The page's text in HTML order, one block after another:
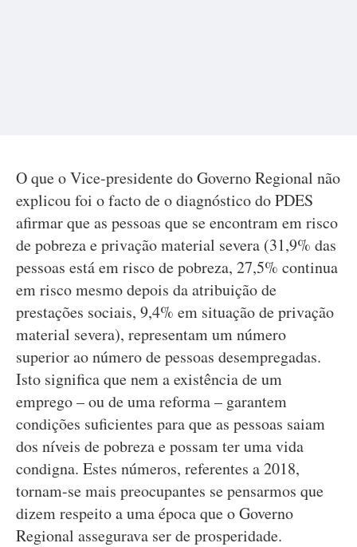
O que o Vice-presidente do Governo Regional não
explicou foi o facto de o diagnóstico do PDES
afirmar que as pessoas que se encontram em risco
de pobreza e privação material severa (31,9% das
pessoas está em risco de pobreza, 27,5% continua
em risco mesmo depois da atribuição de
prestações sociais, 9,4% em situação de privação
material severa), representam um número
superior ao número de pessoas desempregadas.
Isto significa que nem a existência de um
emprego – ou de uma reforma – garantem
condições suficientes para que as pessoas saiam
dos níveis de pobreza e possam ter uma vida
condigna. Estes números, referentes a 2018,
tornam-se mais preocupantes se pensarmos que
dizem respeito a uma época que o Governo
Regional assegurava ser de prosperidade.